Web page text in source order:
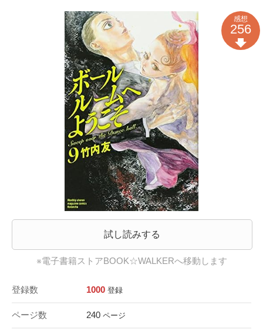
試し読みする
※電子書籍ストアBOOK☆WALKERへ移動します
登録数 1000 登録
ページ数 240 ページ
感想
256